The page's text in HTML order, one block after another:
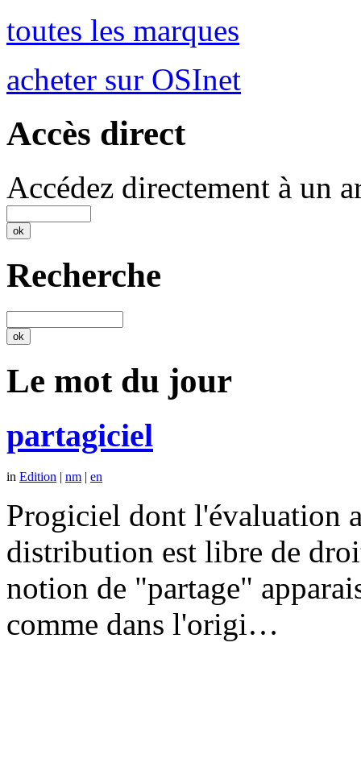
toutes les marques
acheter sur OSInet
Accès direct
Accédez directement à un
Recherche
Le mot du jour
partagiciel
in Edition | nm | en
Progiciel dont l'évaluation
distribution est libre de
notion de "partage"
comme dans l'origi…